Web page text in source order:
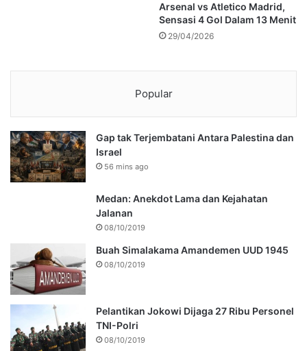
Arsenal vs Atletico Madrid,
Sensasi 4 Gol Dalam 13 Menit
29/04/2026
Popular
Gap tak Terjembatani Antara Palestina dan
Israel
56 mins ago
Medan: Anekdot Lama dan Kejahatan
Jalanan
08/10/2019
Buah Simalakama Amandemen UUD 1945
08/10/2019
Pelantikan Jokowi Dijaga 27 Ribu Personel
TNI-Polri
08/10/2019